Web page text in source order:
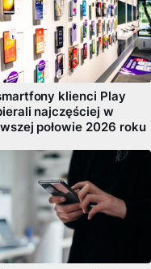
klienci Play
najczęściej w
połowie 2026 roku